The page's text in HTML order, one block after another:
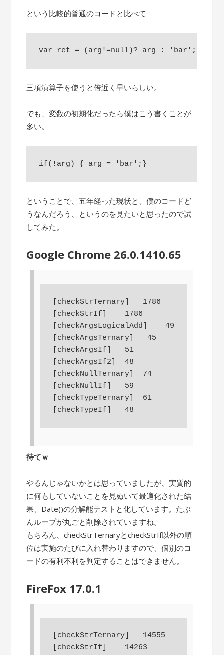
という比較的普通のコードと比べて
三項演算子を使うと倍近く早いらしい。
でも、変数の初期化だったら僕はこう書くことが
多い。
ということで、五年経った現状と、僕のコードど
うなんだろう、というのを見たいと思ったので試
してみた。
Google Chrome 26.0.1410.65
[checkStrTernary]   1786
[checkStrIf]    1786
[checkArgsLogicalAdd]    49
[checkArgsTernary]   45
[checkArgsIf]   51
[checkArgsIf2]  48
[checkNullTernary]  74
[checkNullIf]   59
[checkTypeTernary]  61
待てｗ
やるんじゃないかとは思っていましたが、実質的
に何もしていないことを見ぬいて最適化された結
果、Date()の分解能テストと化しています。たぶ
んループが丸ごと削除されていますね。
もちろん、checkStrTernaryとcheckStrIf以外の順
位は実施のたびに入れ替わりますので、個別のコ
ードの有利不利を判定することはできません。
FireFox 17.0.1
[checkStrTernary]   14555
[checkStrIf]    14263